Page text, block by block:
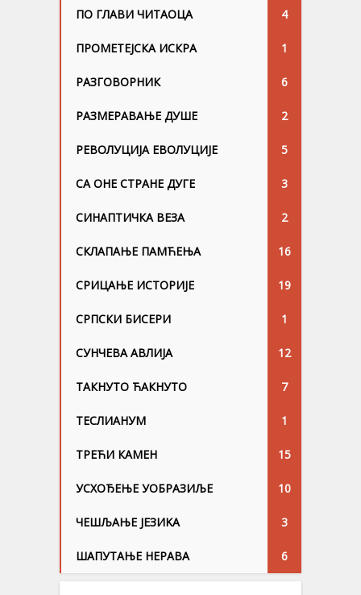
ПО ГЛАВИ ЧИТАОЦА 4
ПРОМЕТЕЈСКА ИСКРА 1
РАЗГОВОРНИК 6
РАЗМЕРАВАЊЕ ДУШЕ 2
РЕВОЛУЦИЈА ЕВОЛУЦИЈЕ 5
СА ОНЕ СТРАНЕ ДУГЕ 3
СИНАПТИЧКА ВЕЗА 2
СКЛАПАЊЕ ПАМЋЕЊА 16
СРИЦАЊЕ ИСТОРИЈЕ 19
СРПСКИ БИСЕРИ 1
СУНЧЕВА АВЛИЈА 12
ТАКНУТО ЋАКНУТО 7
ТЕСЛИАНУМ 1
ТРЕЋИ КАМЕН 15
УСХОЂЕЊЕ УОБРАЗИЉЕ 10
ЧЕШЉАЊЕ ЈЕЗИKА 3
ШАПУТАЊЕ НЕРАВА 6